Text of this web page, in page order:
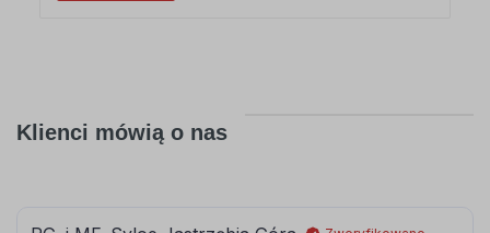
Klienci mówią o nas